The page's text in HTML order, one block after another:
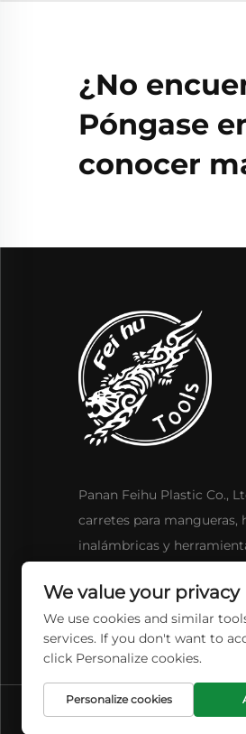
¿No
Póngase
conocer
Panan Feihu Plastic Co.,
carretes para mangueras,
inalámbricas y
We value your privacy
We use cookies and similar
services. If you don't want to
click Personalize cookies.
Personalize cookies